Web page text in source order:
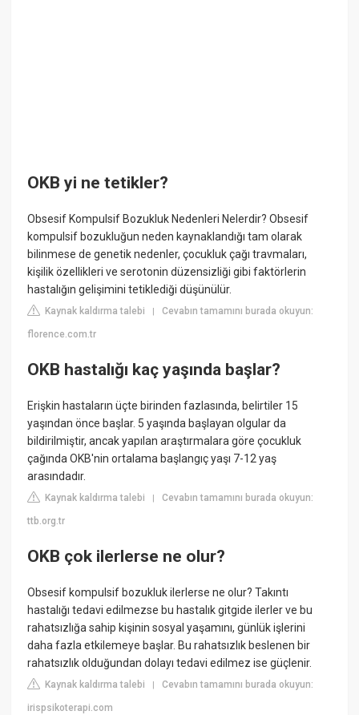
OKB yi ne tetikler?
Obsesif Kompulsif Bozukluk Nedenleri Nelerdir? Obsesif
kompulsif bozukluğun neden kaynaklandığı tam olarak
bilinmese de genetik nedenler, çocukluk çağı travmaları,
kişilik özellikleri ve serotonin düzensizliği gibi faktörlerin
hastalığın gelişimini tetiklediği düşünülür.
Kaynak kaldırma talebi |Cevabın tamamını burada okuyun:
florence.com.tr
OKB hastalığı kaç yaşında başlar?
Erişkin hastaların üçte birinden fazlasında, belirtiler 15
yaşından önce başlar. 5 yaşında başlayan olgular da
bildirilmiştir, ancak yapılan araştırmalara göre çocukluk
çağında OKB'nin ortalama başlangıç yaşı 7-12 yaş
arasındadır.
Kaynak kaldırma talebi |Cevabın tamamını burada okuyun:
ttb.org.tr
OKB çok ilerlerse ne olur?
Obsesif kompulsif bozukluk ilerlerse ne olur? Takıntı
hastalığı tedavi edilmezse bu hastalık gitgide ilerler ve bu
rahatsızlığa sahip kişinin sosyal yaşamını, günlük işlerini
daha fazla etkilemeye başlar. Bu rahatsızlık beslenen bir
rahatsızlık olduğundan dolayı tedavi edilmez ise güçlenir.
Kaynak kaldırma talebi |Cevabın tamamını burada okuyun:
irispsikoterapi.com